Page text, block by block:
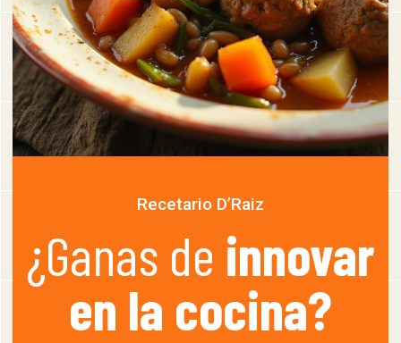
Recetario D’Raiz
¿Ganas de innovar
en la cocina?